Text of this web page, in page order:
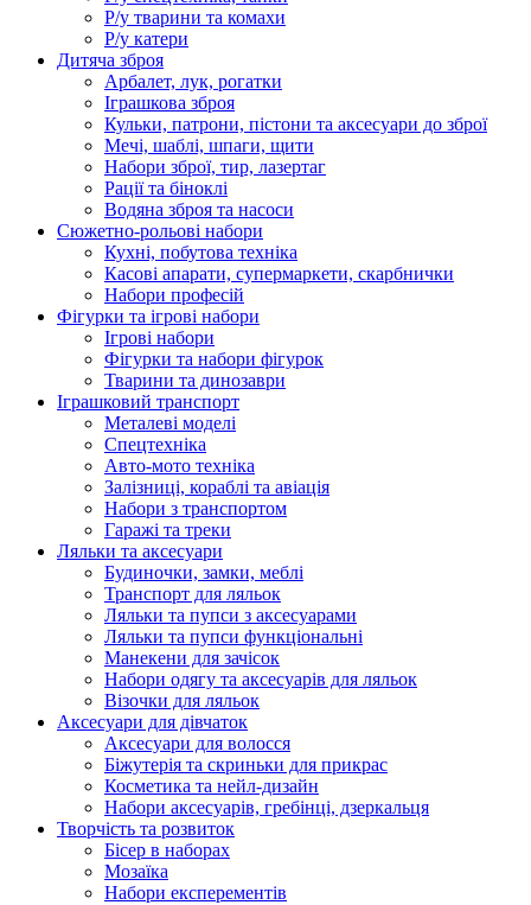
Р/у тварини та комахи
Р/у катери
Дитяча зброя
Арбалет, лук, рогатки
Іграшкова зброя
Кульки, патрони, пістони та аксесуари до зброї
Мечі, шаблі, шпаги, щити
Набори зброї, тир, лазертаг
Рації та біноклі
Водяна зброя та насоси
Сюжетно-рольові набори
Кухні, побутова техніка
Касові апарати, супермаркети, скарбнички
Набори професій
Фігурки та ігрові набори
Ігрові набори
Фігурки та набори фігурок
Тварини та динозаври
Іграшковий транспорт
Металеві моделі
Спецтехніка
Авто-мото техніка
Залізниці, кораблі та авіація
Набори з транспортом
Гаражі та треки
Ляльки та аксесуари
Будиночки, замки, меблі
Транспорт для ляльок
Ляльки та пупси з аксесуарами
Ляльки та пупси функціональні
Манекени для зачісок
Набори одягу та аксесуарів для ляльок
Візочки для ляльок
Аксесуари для дівчаток
Аксесуари для волосся
Біжутерія та скриньки для прикрас
Косметика та нейл-дизайн
Набори аксесуарів, гребінці, дзеркальця
Творчість та розвиток
Бісер в наборах
Мозаїка
Набори експерементів